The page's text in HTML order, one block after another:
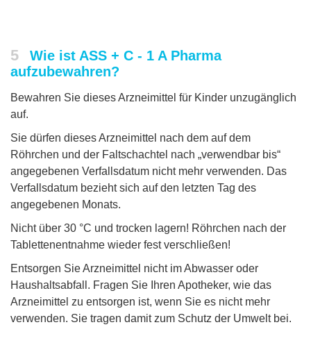
5
Wie ist ASS + C - 1 A Pharma
aufzubewahren?
Bewahren Sie dieses Arzneimittel für Kinder unzugänglich
auf.
Sie dürfen dieses Arzneimittel nach dem auf dem
Röhrchen und der Faltschachtel nach „verwendbar bis“
angegebenen Verfallsdatum nicht mehr verwenden. Das
Verfallsdatum bezieht sich auf den letzten Tag des
angegebenen Monats.
Nicht über 30 °C und trocken lagern! Röhrchen nach der
Tablettenentnahme wieder fest verschließen!
Entsorgen Sie Arzneimittel nicht im Abwasser oder
Haushaltsabfall. Fragen Sie Ihren Apotheker, wie das
Arzneimittel zu entsorgen ist, wenn Sie es nicht mehr
verwenden. Sie tragen damit zum Schutz der Umwelt bei.